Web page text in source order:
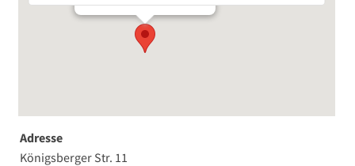
Adresse
Königsberger Str. 11